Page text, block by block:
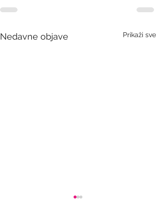
Nedavne objave Prikaži sve